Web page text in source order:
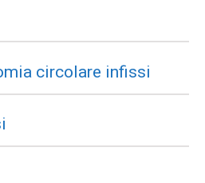
circolare infissi